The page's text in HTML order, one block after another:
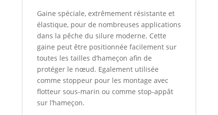
Gaine spéciale, extrêmement résistante et
élastique, pour de nombreuses applications
dans la pêche du silure moderne. Cette
gaine peut être positionnée facilement sur
toutes les tailles d’hameçon afin de
protéger le nœud. Egalement utilisée
comme stoppeur pour les montage avec
flotteur sous-marin ou comme stop-appât
sur l’hameçon.